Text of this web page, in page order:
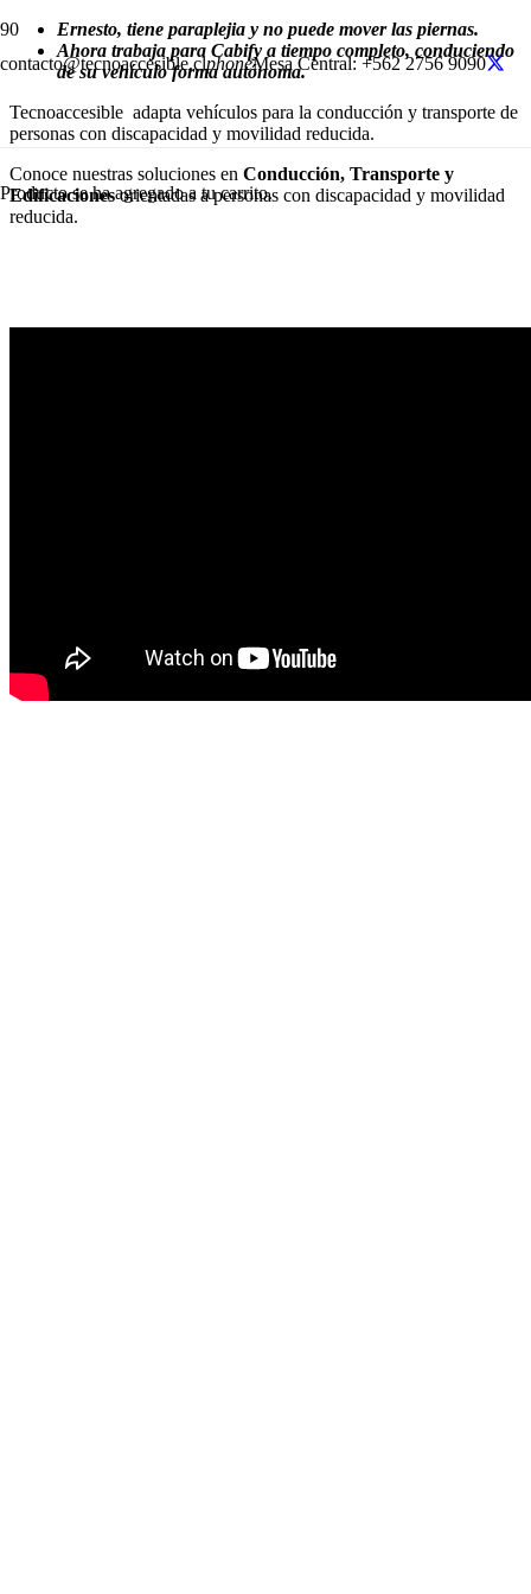
contacto@tecnoaccesible.clphoneMesa Central: +562 2756 9090
Productose ha agregado a tu carrito.
Ernesto, tiene paraplejia y no puede mover las piernas.
Ahora trabaja para Cabify a tiempo completo, conduciendo
de su vehículo forma autónoma.
Tecnoaccesible adapta vehículos para la conducción y transporte de
personas con discapacidad y movilidad reducida.
Conoce nuestras soluciones en Conducción, Transporte y
Edificacionesorientadas a personas con discapacidad y movilidad
reducida.